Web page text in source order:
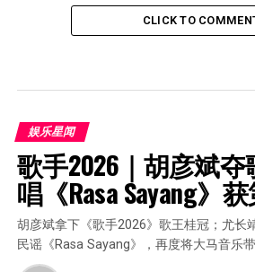
CLICK TO
娱乐星闻
歌手2026｜胡彦斌
唱《Rasa Sayang》
胡彦斌拿下《歌手2026》歌王桂冠；尤长
民谣《Rasa Sayang》，再度将大马音乐带